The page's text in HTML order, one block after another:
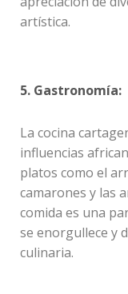
artística.
5. Gastronomía:
La cocina
influencias
platos como el
camarones y las
comida es una
se enorgullece y
culinaria.